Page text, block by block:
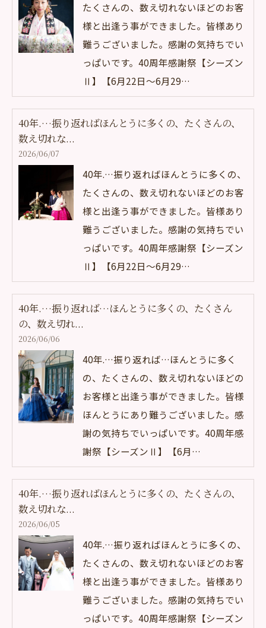
たくさんの、数え切れないほどのお客
様と出逢う事ができました。皆様あり
難うございました。感謝の気持ちでい
っぱいです。40周年感謝祭【シーズン
Ⅱ】【6月22日～6月29…
40年.…振り返ればほんとうに多くの、たくさんの、
数え切れな...
2026/06/07
40年.…振り返ればほんとうに多くの、
たくさんの、数え切れないほどのお客
様と出逢う事ができました。皆様あり
難うございました。感謝の気持ちでい
っぱいです。40周年感謝祭【シーズン
Ⅱ】【6月22日～6月29…
40年.…振り返れば…ほんとうに多くの、たくさん
の、数え切れ...
2026/06/06
40年.…振り返れば…ほんとうに多く
の、たくさんの、数え切れないほどの
お客様と出逢う事ができました。皆様
ほんとうにあり難うございました。感
謝の気持ちでいっぱいです。40周年感
謝祭【シーズンⅡ】【6月…
40年.…振り返ればほんとうに多くの、たくさんの、
数え切れな...
2026/06/05
40年.…振り返ればほんとうに多くの、
たくさんの、数え切れないほどのお客
様と出逢う事ができました。皆様あり
難うございました。感謝の気持ちでい
っぱいです。40周年感謝祭【シーズン